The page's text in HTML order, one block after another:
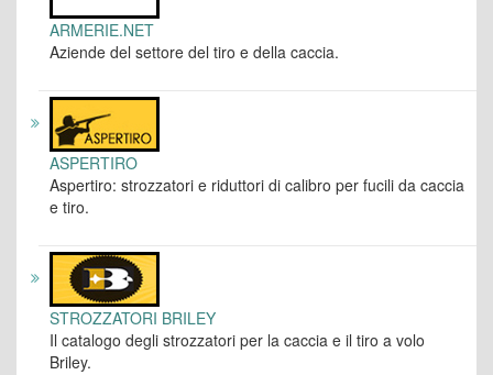
ARMERIE.NET
Aziende del settore del tiro e della caccia.
ASPERTIRO
Aspertiro: strozzatori e riduttori di calibro per fucili da caccia
e tiro.
STROZZATORI BRILEY
Il catalogo degli strozzatori per la caccia e il tiro a volo
Briley.